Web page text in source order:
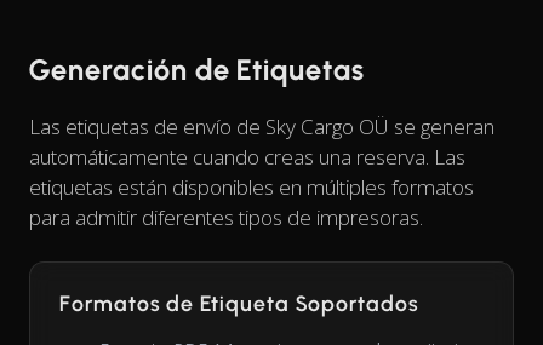
Generación de Etiquetas
Las etiquetas de envío de Sky Cargo OÜ se generan
automáticamente cuando creas una reserva. Las
etiquetas están disponibles en múltiples formatos
para admitir diferentes tipos de impresoras.
Formatos de Etiqueta Soportados